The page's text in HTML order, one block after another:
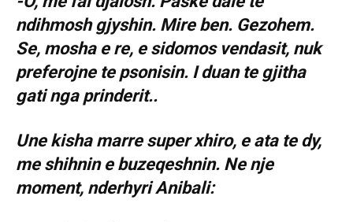
ndihmosh gjyshin. Mire ben. Gezohem.
Se, mosha e re, e sidomos vendasit, nuk
preferojne te psonisin. I duan te gjitha
gati nga prinderit..
Une kisha marre super xhiro, e ata te dy,
me shihnin e buzeqeshnin. Ne nje
moment, nderhyri Anibali: